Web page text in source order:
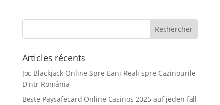
Articles récents
Joc Blackjack Online Spre Bani Reali spre Cazinourile
Dintr România
Beste Paysafecard Online Casinos 2025 auf jeden fall